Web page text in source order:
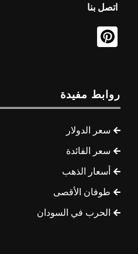
اتصل بنا
روابط مفيدة
سعر الدولار
سعر الفائدة
أسعار الذهب
طوفان الأقصى
الحرب في السودان